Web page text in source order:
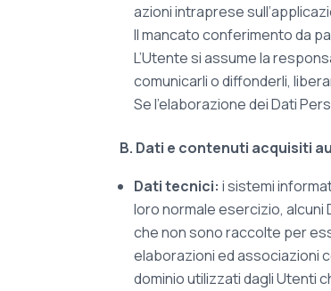
azioni intraprese
Il mancato conferimento da
L’Utente si assume la
comunicarli o diffonderli,
Se l’elaborazione dei Dati
B. Dati e contenuti acquisiti
Dati tecnici: i sistemi
loro normale esercizio, alcuni
che non sono raccolte per
elaborazioni ed associazioni
dominio utilizzati dagli Utenti